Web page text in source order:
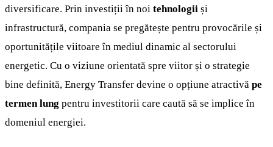
diversificare. Prin investiții în noi tehnologii și
infrastructură, compania se pregătește pentru provocările și
oportunitățile viitoare în mediul dinamic al sectorului
energetic. Cu o viziune orientată spre viitor și o strategie
bine definită, Energy Transfer devine o opțiune atractivă pe
termen lung pentru investitorii care caută să se implice în
domeniul energiei.